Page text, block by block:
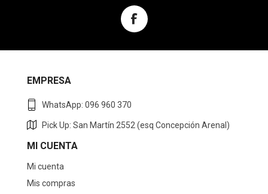
EMPRESA
WhatsApp: 096 960 370
Pick Up: San Martín 2552 (esq Concepción Arenal)
MI CUENTA
Mi cuenta
Mis compras